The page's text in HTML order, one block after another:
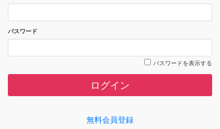
パスワード
パスワードを表示する
ログイン
無料会員登録